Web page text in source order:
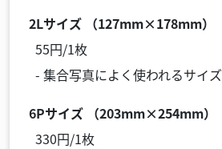
2Lサイズ （127mm×178mm）
55円/1枚
- 集合写真によく使われるサイズ
6Pサイズ （203mm×254mm）
330円/1枚